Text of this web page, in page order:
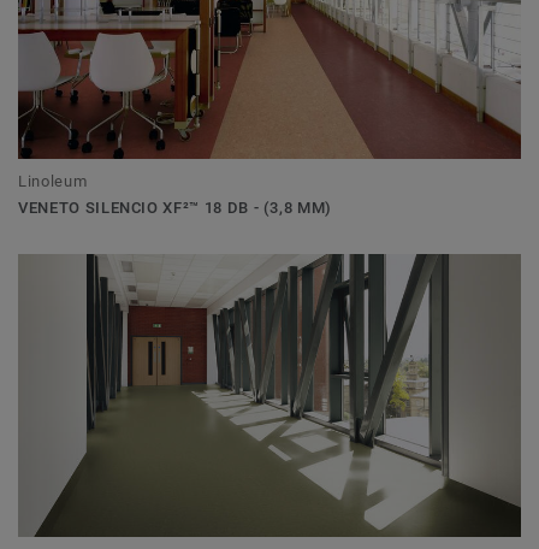
Linoleum
VENETO SILENCIO XF²™ 18 DB - (3,8 MM)